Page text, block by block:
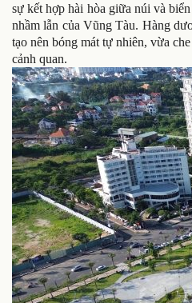
sự kết hợp hài hòa giữa núi và
nhầm lẫn của Vũng Tàu. Hàng
tạo nên bóng mát tự nhiên, vừa
cảnh quan.